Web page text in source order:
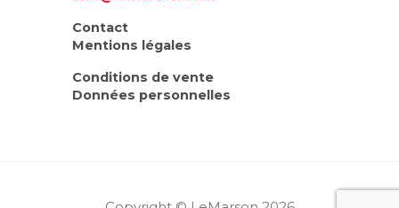
Contact
Mentions légales
Conditions de vente
Données personnelles